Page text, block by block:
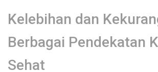
Kelebihan dan
Berbagai Pendekatan
Sehat